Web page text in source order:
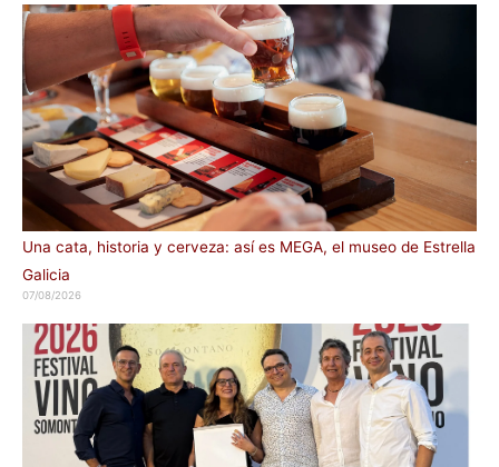
Una cata, historia y cerveza: así es MEGA, el museo de Estrella
Galicia
07/08/2026